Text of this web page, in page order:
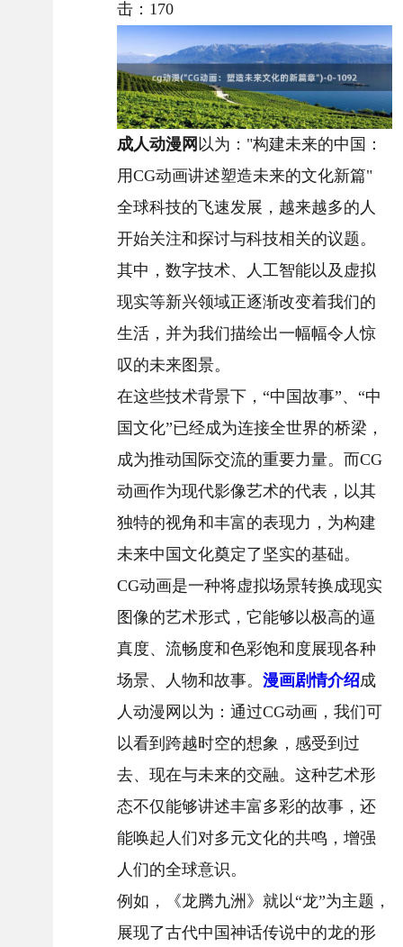
击： 170
成人动漫网 以为："构建未来的中国：
用CG动画讲述塑造未来的文化新篇"
全球科技的飞速发展，越来越多的人
开始关注和探讨与科技相关的议题。
其中，数字技术、人工智能以及虚拟
现实等新兴领域正逐渐改变着我们的
生活，并为我们描绘出一幅幅令人惊
叹的未来图景。
在这些技术背景下，“中国故事”、“中
国文化”已经成为连接全世界的桥梁，
成为推动国际交流的重要力量。而CG
动画作为现代影像艺术的代表，以其
独特的视角和丰富的表现力，为构建
未来中国文化奠定了坚实的基础。
CG动画是一种将虚拟场景转换成现实
图像的艺术形式，它能够以极高的逼
真度、流畅度和色彩饱和度展现各种
场景、人物和故事。漫画剧情介绍成
人动漫网以为：通过CG动画，我们可
以看到跨越时空的想象，感受到过
去、现在与未来的交融。这种艺术形
态不仅能够讲述丰富多彩的故事，还
能唤起人们对多元文化的共鸣，增强
人们的全球意识。
例如，《龙腾九洲》就以“龙”为主题，
展现了古代中国神话传说中的龙的形